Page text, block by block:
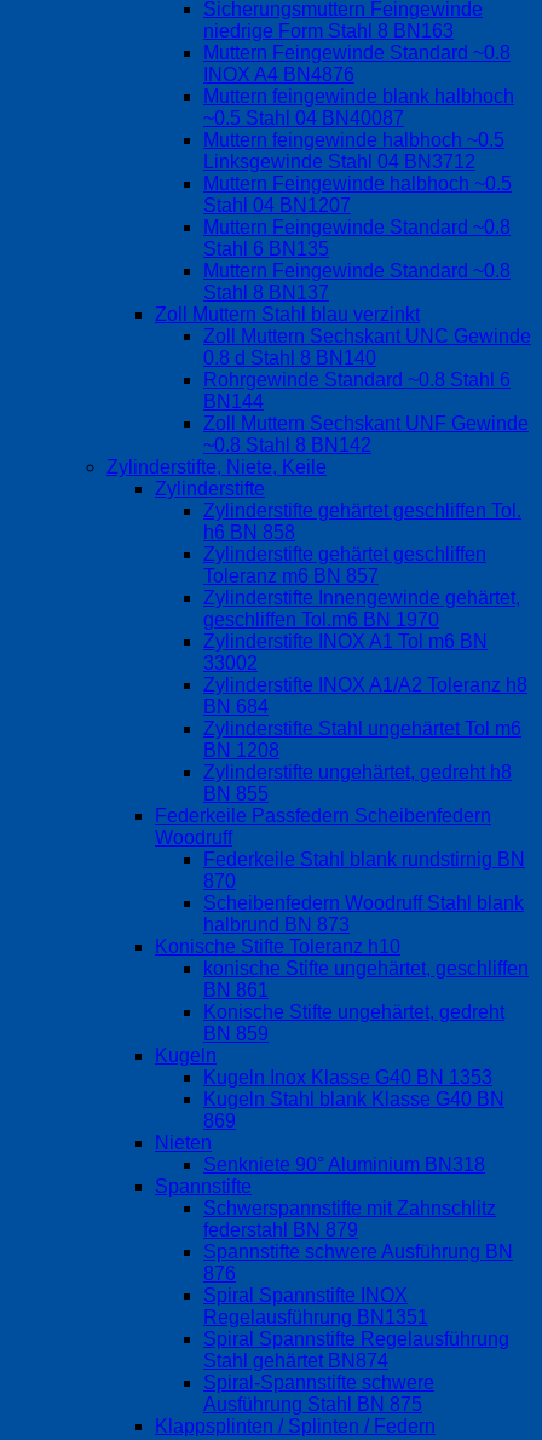
Sicherungsmuttern Feingewinde
niedrige Form Stahl 8 BN163
Muttern Feingewinde Standard ~0.8
INOX A4 BN4876
Muttern feingewinde blank halbhoch
~0.5 Stahl 04 BN40087
Muttern feingewinde halbhoch ~0.5
Linksgewinde Stahl 04 BN3712
Muttern Feingewinde halbhoch ~0.5
Stahl 04 BN1207
Muttern Feingewinde Standard ~0.8
Stahl 6 BN135
Muttern Feingewinde Standard ~0.8
Stahl 8 BN137
Zoll Muttern Stahl blau verzinkt
Zoll Muttern Sechskant UNC Gewinde
0.8 d Stahl 8 BN140
Rohrgewinde Standard ~0.8 Stahl 6
BN144
Zoll Muttern Sechskant UNF Gewinde
~0.8 Stahl 8 BN142
Zylinderstifte, Niete, Keile
Zylinderstifte
Zylinderstifte gehärtet geschliffen Tol.
h6 BN 858
Zylinderstifte gehärtet geschliffen
Toleranz m6 BN 857
Zylinderstifte Innengewinde gehärtet,
geschliffen Tol.m6 BN 1970
Zylinderstifte INOX A1 Tol m6 BN
33002
Zylinderstifte INOX A1/A2 Toleranz h8
BN 684
Zylinderstifte Stahl ungehärtet Tol m6
BN 1208
Zylinderstifte ungehärtet, gedreht h8
BN 855
Federkeile Passfedern Scheibenfedern
Woodruff
Federkeile Stahl blank rundstirnig BN
870
Scheibenfedern Woodruff Stahl blank
halbrund BN 873
Konische Stifte Toleranz h10
konische Stifte ungehärtet, geschliffen
BN 861
Konische Stifte ungehärtet, gedreht
BN 859
Kugeln
Kugeln Inox Klasse G40 BN 1353
Kugeln Stahl blank Klasse G40 BN
869
Nieten
Senkniete 90° Aluminium BN318
Spannstifte
Schwerspannstifte mit Zahnschlitz
federstahl BN 879
Spannstifte schwere Ausführung BN
876
Spiral Spannstifte INOX
Regelausführung BN1351
Spiral Spannstifte Regelausführung
Stahl gehärtet BN874
Spiral-Spannstifte schwere
Ausführung Stahl BN 875
Klappsplinten / Splinten / Federn